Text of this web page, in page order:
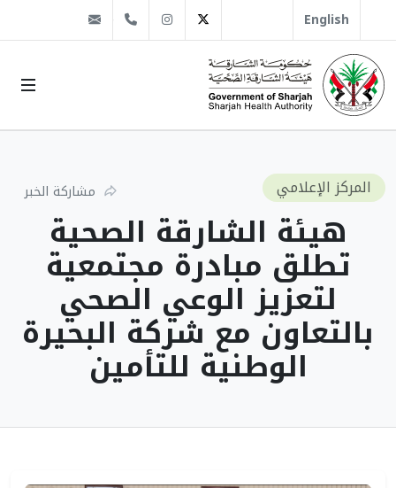
English
Twitter
Instagram
1666 509 6 971+
المركز الإعلامي مشاركة الخبر
هيئة الشارقة الصحية
تطلق مبادرة مجتمعية
لتعزيز الوعي الصحي
بالتعاون مع شركة البحيرة
الوطنية للتأمين